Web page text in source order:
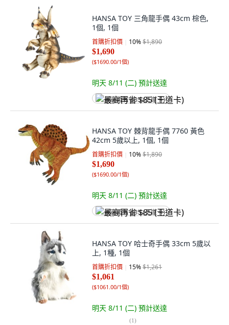
HANSA TOY 三角龍手偶 43cm 棕色,
1個, 1個
首購折扣價 10%$1,890
$1,690
($1690.00/1個)
明天 8/11 (二) 預計送達
最高再省 $85 (王道卡)
HANSA TOY 棘背龍手偶 7760 黃色
42cm 5歲以上, 1個, 1個
首購折扣價 10%$1,890
$1,690
($1690.00/1個)
明天 8/11 (二) 預計送達
最高再省 $85 (王道卡)
HANSA TOY 哈士奇手偶 33cm 5歲以
上, 1種, 1個
首購折扣價 15%$1,261
$1,061
($1061.00/1個)
明天 8/11 (二) 預計送達
(1)